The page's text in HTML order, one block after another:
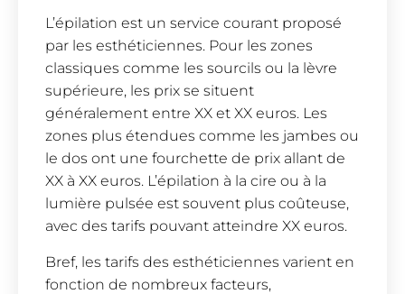
L’épilation est un service courant proposé
par les esthéticiennes. Pour les zones
classiques comme les sourcils ou la lèvre
supérieure, les prix se situent
généralement entre XX et XX euros. Les
zones plus étendues comme les jambes ou
le dos ont une fourchette de prix allant de
XX à XX euros. L’épilation à la cire ou à la
lumière pulsée est souvent plus coûteuse,
avec des tarifs pouvant atteindre XX euros.
Bref, les tarifs des esthéticiennes varient en
fonction de nombreux facteurs,